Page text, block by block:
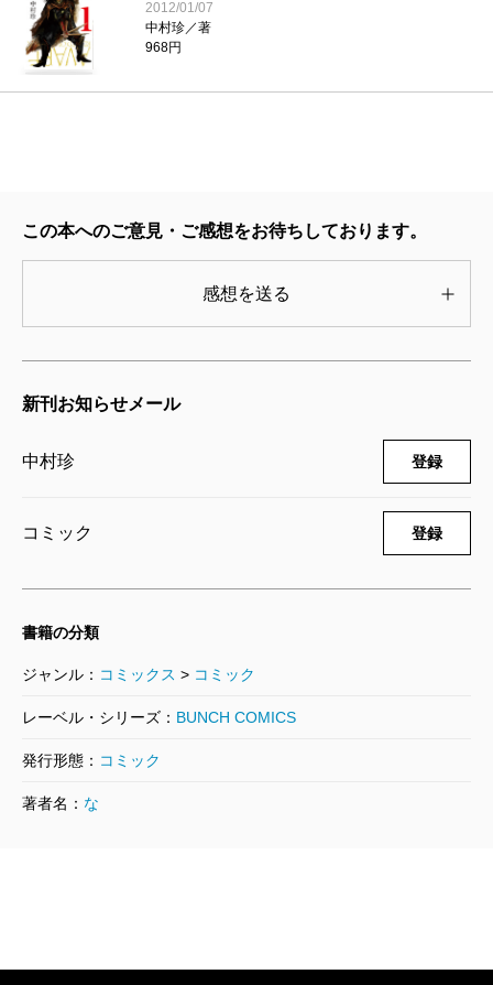
2012/01/07
中村珍／著
968円
この本へのご意見・ご感想をお待ちしております。
感想を送る
新刊お知らせメール
中村珍 登録
コミック 登録
書籍の分類
ジャンル： コミックス > コミック
レーベル・シリーズ： BUNCH COMICS
発行形態： コミック
著者名： な